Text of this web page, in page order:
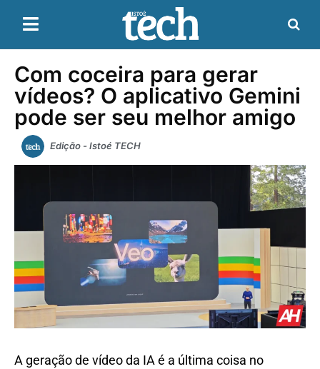
Com coceira para gerar
vídeos? O aplicativo Gemini
pode ser seu melhor amigo
Edição - Istoé TECH
A geração de vídeo da IA ​​é a última coisa no